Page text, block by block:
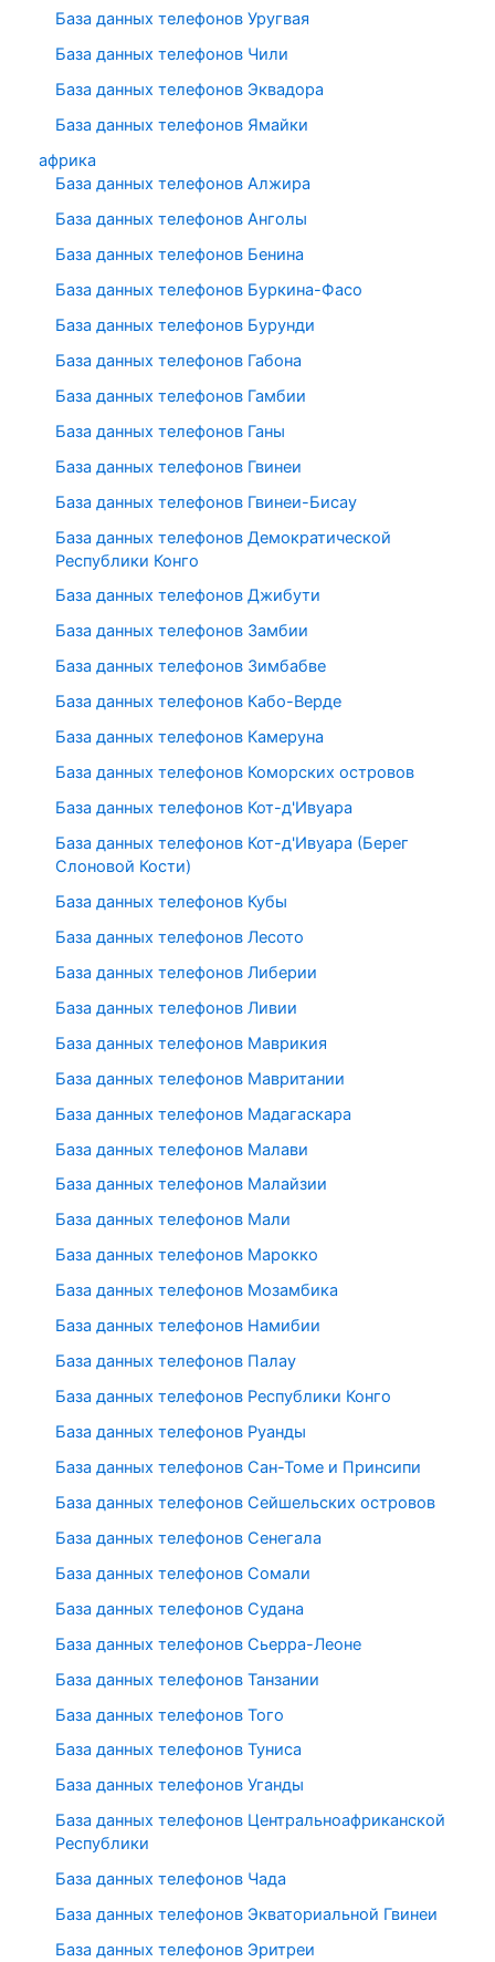
База данных телефонов Уругвая
База данных телефонов Чили
База данных телефонов Эквадора
База данных телефонов Ямайки
африка
База данных телефонов Алжира
База данных телефонов Анголы
База данных телефонов Бенина
База данных телефонов Буркина-Фасо
База данных телефонов Бурунди
База данных телефонов Габона
База данных телефонов Гамбии
База данных телефонов Ганы
База данных телефонов Гвинеи
База данных телефонов Гвинеи-Бисау
База данных телефонов Демократической
Республики Конго
База данных телефонов Джибути
База данных телефонов Замбии
База данных телефонов Зимбабве
База данных телефонов Кабо-Верде
База данных телефонов Камеруна
База данных телефонов Коморских островов
База данных телефонов Кот-д'Ивуара
База данных телефонов Кот-д'Ивуара (Берег
Слоновой Кости)
База данных телефонов Кубы
База данных телефонов Лесото
База данных телефонов Либерии
База данных телефонов Ливии
База данных телефонов Маврикия
База данных телефонов Мавритании
База данных телефонов Мадагаскара
База данных телефонов Малави
База данных телефонов Малайзии
База данных телефонов Мали
База данных телефонов Марокко
База данных телефонов Мозамбика
База данных телефонов Намибии
База данных телефонов Палау
База данных телефонов Республики Конго
База данных телефонов Руанды
База данных телефонов Сан-Томе и Принсипи
База данных телефонов Сейшельских островов
База данных телефонов Сенегала
База данных телефонов Сомали
База данных телефонов Судана
База данных телефонов Сьерра-Леоне
База данных телефонов Танзании
База данных телефонов Того
База данных телефонов Туниса
База данных телефонов Уганды
База данных телефонов Центральноафриканской
Республики
База данных телефонов Чада
База данных телефонов Экваториальной Гвинеи
База данных телефонов Эритреи